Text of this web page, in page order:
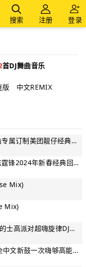
搜索 注册 登录
首DJ舞曲音乐
版
中文REMIX
订制美团靓仔经典王志的高串烧
2024年新春经典回顾车载串烧
Mix)
Mix)
高派对超嗨旋律DJ串烧
新鼓一次嗨够高能跳舞DJ串烧